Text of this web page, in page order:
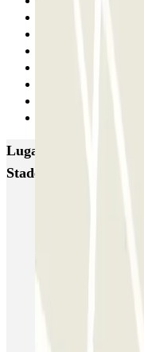
Lugares y eventos
Stade André Karman
Parkings cerca de la